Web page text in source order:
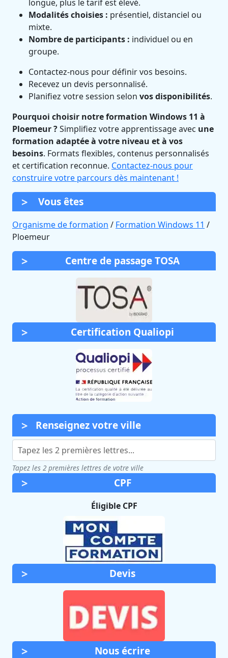
longue, plus le tarif est élevé.
Modalités choisies : présentiel, distanciel ou
mixte.
Nombre de participants : individuel ou en
groupe.
Contactez-nous pour définir vos besoins.
Recevez un devis personnalisé.
Planifiez votre session selon vos disponibilités.
Pourquoi choisir notre formation Windows 11 à
Ploemeur ?Simplifiez votre apprentissage avec une
formation adaptée à votre niveau et à vos
besoins. Formats flexibles, contenus personnalisés
et certification reconnue. Contactez-nous pour
construire votre parcours dès maintenant !
Vous êtes
Organisme de formation / Formation Windows 11 /
Ploemeur
Centre de passage TOSA
Certification Qualiopi
Renseignez votre ville
Tapez les 2 premières lettres de votre ville
CPF
Éligible CPF
Devis
Nous écrire